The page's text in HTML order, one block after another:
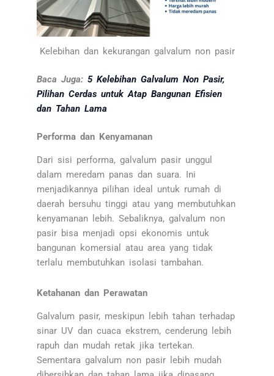
Kelebihan dan kekurangan galvalum non pasir
Baca Juga: 5 Kelebihan Galvalum Non Pasir,
Pilihan Cerdas untuk Atap Bangunan Efisien
dan Tahan Lama
Performa dan Kenyamanan
Dari sisi performa, galvalum pasir unggul
dalam meredam panas dan suara. Ini
menjadikannya pilihan ideal untuk rumah di
daerah bersuhu tinggi atau yang membutuhkan
kenyamanan lebih. Sebaliknya, galvalum non
pasir bisa menjadi opsi ekonomis untuk
bangunan komersial atau area yang tidak
terlalu membutuhkan isolasi tambahan.
Ketahanan dan Perawatan
Galvalum pasir, meskipun lebih tahan terhadap
sinar UV dan cuaca ekstrem, cenderung lebih
rapuh dan mudah retak jika tertekan.
Sementara galvalum non pasir lebih mudah